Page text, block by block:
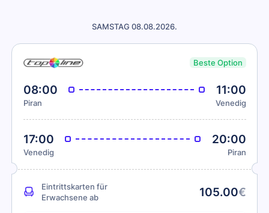
SAMSTAG 08.08.2026.
Beste Option
08:00 11:00
Piran Venedig
17:00 20:00
Venedig Piran
Eintrittskarten für
Erwachsene ab
105.00€